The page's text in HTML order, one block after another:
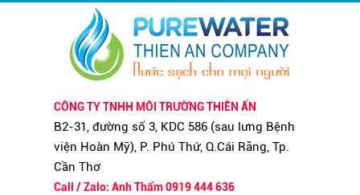
CÔNG TY TNHH MÔI TRƯỜNG THIÊN ẤN
B2-31, đường số 3, KDC 586 (sau lưng Bệnh
viện Hoàn Mỹ), P. Phú Thứ, Q.Cái Răng, Tp.
Cần Thơ
Call / Zalo: Anh Thẩm 0919 444 636